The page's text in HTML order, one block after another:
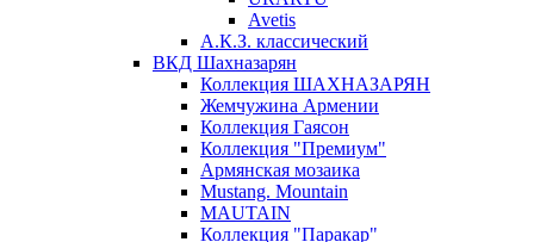
Avetis
А.К.З. классический
ВКД Шахназарян
Коллекция ШАХНАЗАРЯН
Жемчужина Армении
Коллекция Гаясон
Коллекция "Премиум"
Армянская мозаика
Mustang. Mountain
MAUTAIN
Коллекция "Паракар"